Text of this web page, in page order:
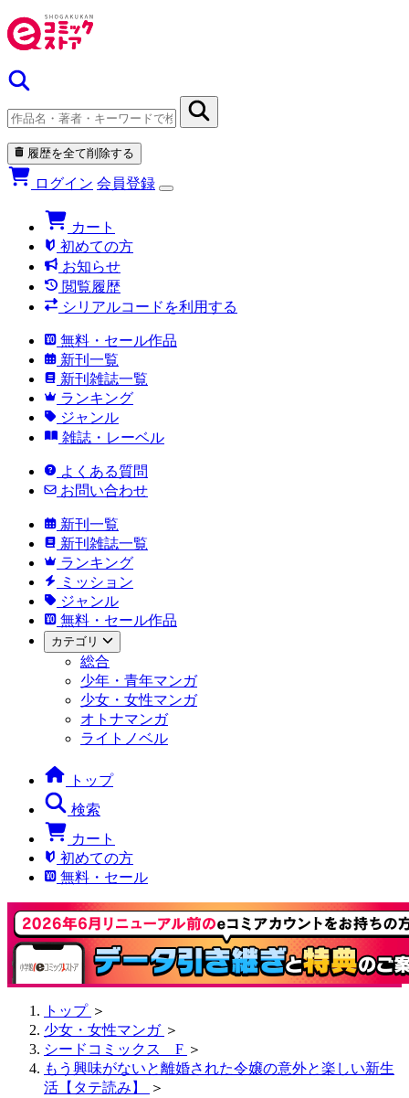
履歴を全て削除する
ログイン 会員登録
カート
初めての方
お知らせ
閲覧履歴
シリアルコードを利用する
無料・セール作品
新刊一覧
新刊雑誌一覧
ランキング
ジャンル
雑誌・レーベル
よくある質問
お問い合わせ
新刊一覧
新刊雑誌一覧
ランキング
ミッション
ジャンル
無料・セール作品
カテゴリ
総合
少年・青年マンガ
少女・女性マンガ
オトナマンガ
ライトノベル
トップ
検索
カート
初めての方
無料・セール
トップ ＞
少女・女性マンガ ＞
シードコミックス F ＞
もう興味がないと離婚された令嬢の意外と楽しい新生
活【タテ読み】
＞